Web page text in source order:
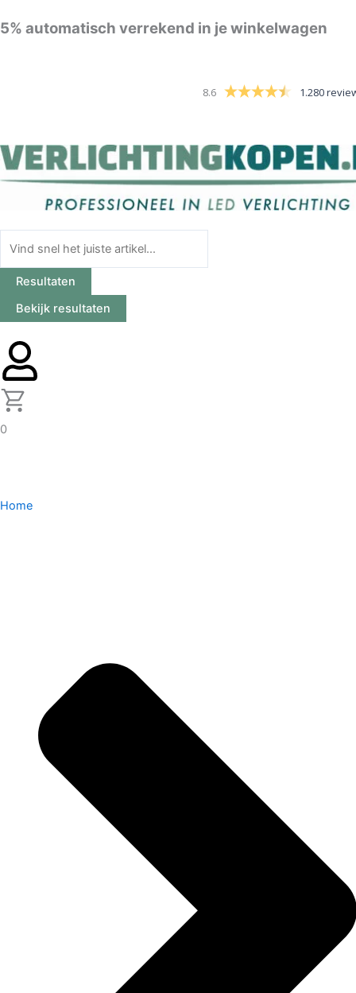
naar
5% automatisch verrekend in je winkelwagen
8.6 1.280
Resultaten
Bekijk resultaten
0
Home